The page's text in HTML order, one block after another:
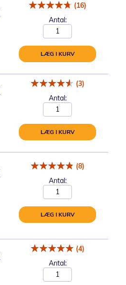
(16)
Antal:
LÆG I KURV
(3)
Antal:
LÆG I KURV
(8)
Antal:
LÆG I KURV
(4)
Antal: